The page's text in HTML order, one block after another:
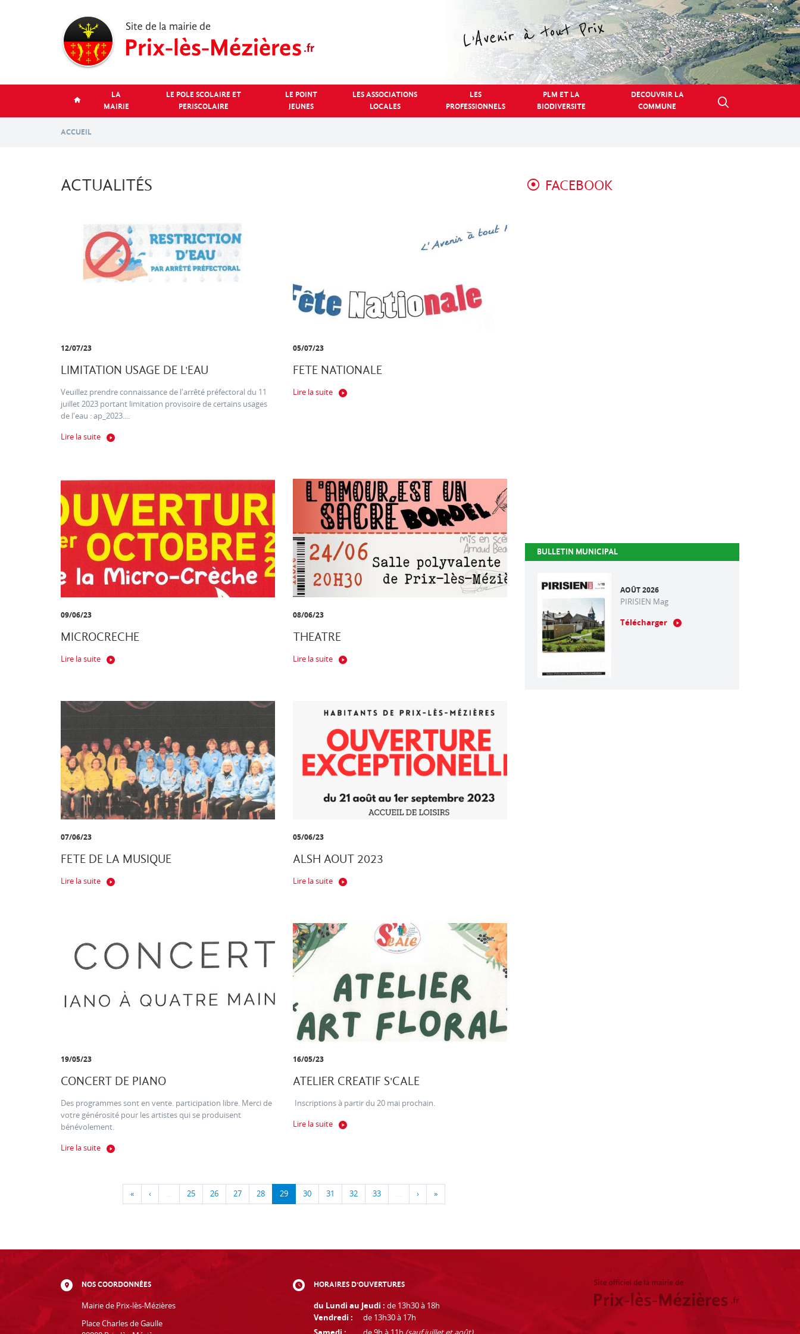
LA
MAIRIE
LE POLE SCOLAIRE ET
PERISCOLAIRE
LE POINT
JEUNES
LES ASSOCIATIONS
LOCALES
LES
PROFESSIONNELS
PLM ET LA
BIODIVERSITE
DECOUVRIR LA
COMMUNE
ACCUEIL
ACTUALITÉS
12/07/23
LIMITATION USAGE DE L'EAU
Veuillez prendre connaissance de l'arrêté préfectoral du 11
juillet 2023 portant limitation provisoire de certains usages
de l'eau : ap_2023....
Lire la suite
05/07/23
FETE NATIONALE
Lire la suite
09/06/23
MICROCRECHE
Lire la suite
08/06/23
THEATRE
Lire la suite
07/06/23
FETE DE LA MUSIQUE
Lire la suite
05/06/23
ALSH AOUT 2023
Lire la suite
19/05/23
CONCERT DE PIANO
Des programmes sont en vente. participation libre. Merci de
votre générosité pour les artistes qui se produisent
bénévolement.
Lire la suite
16/05/23
ATELIER CREATIF S'CALE
Inscriptions à partir du 20 mai prochain.
Lire la suite
« ‹ … 25 26 27 28 29 30 31 32 33 … › »
FACEBOOK
BULLETIN MUNICIPAL
AOÛT 2026
PIRISIEN Mag
Télécharger
NOS COORDONNÉES
Mairie de Prix-lès-Mézières
Place Charles de Gaulle
HORAIRES D'OUVERTURES
du Lundi au Jeudi : de 13h30 à 18h
Vendredi :
de 13h30 à 17h